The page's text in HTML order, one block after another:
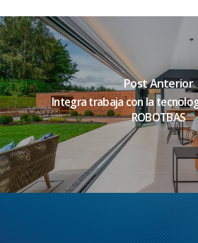
Post Anterior
Integra trabaja con la
ROBOTBAS